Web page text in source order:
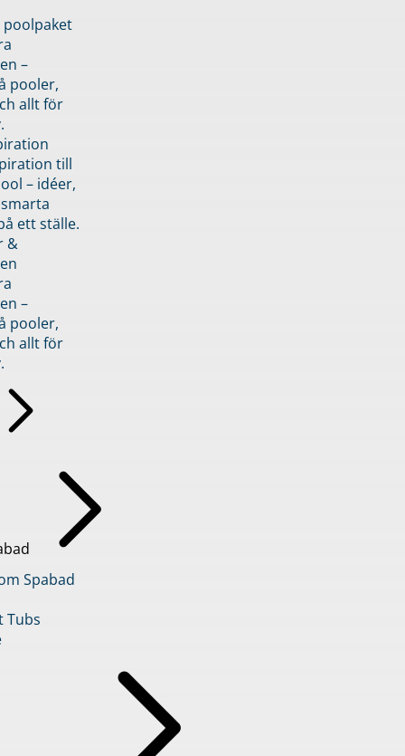
–
pooler,
allt för
till
– idéer,
ett ställe.
&
–
pooler,
allt för
Spabad
Tubs